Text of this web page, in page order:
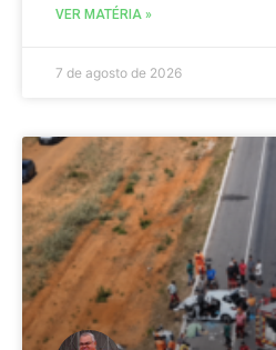
VER MATÉRIA »
7 de agosto de 2026